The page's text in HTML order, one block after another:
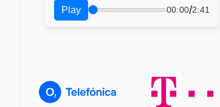
Play 00:00/2:41